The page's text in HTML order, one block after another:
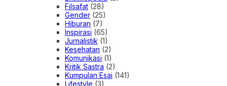
Filsafat (28)
Gender (25)
Hiburan (7)
Inspirasi (65)
Jurnalistik (1)
Kesehatan (2)
Komunikasi (1)
Kritik Sastra (2)
Kumpulan Esai (141)
Lifestyle (3)